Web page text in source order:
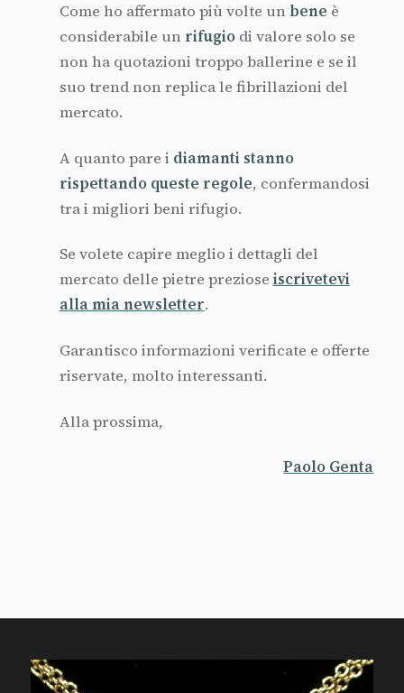
Come ho affermato più volte un bene è
considerabile un rifugio di valore solo se
non ha quotazioni troppo ballerine e se il
suo trend non replica le fibrillazioni del
mercato.
A quanto pare i diamanti stanno
rispettando queste regole, confermandosi
tra i migliori beni rifugio.
Se volete capire meglio i dettagli del
mercato delle pietre preziose iscrivetevi
alla mia newsletter.
Garantisco informazioni verificate e offerte
riservate, molto interessanti.
Alla prossima,
Paolo Genta